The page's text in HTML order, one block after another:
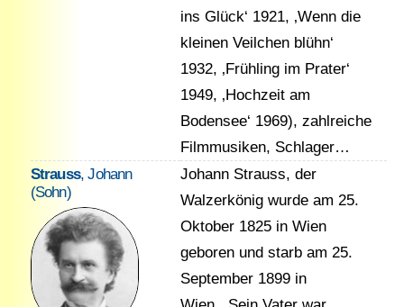
ins Glück‘ 1921, ‚Wenn die
kleinen Veilchen blühn‘
1932, ‚Frühling im Prater‘
1949, ‚Hochzeit am
Bodensee‘ 1969), zahlreiche
Filmmusiken, Schlager…
Strauss, Johann
(Sohn)
Johann Strauss, der
Walzerkönig wurde am 25.
Oktober 1825 in Wien
geboren und starb am 25.
September 1899 in